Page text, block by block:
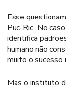
Esse
Puc-Rio. No
identifica
humano não
muito o sucesso
Mas o instituto